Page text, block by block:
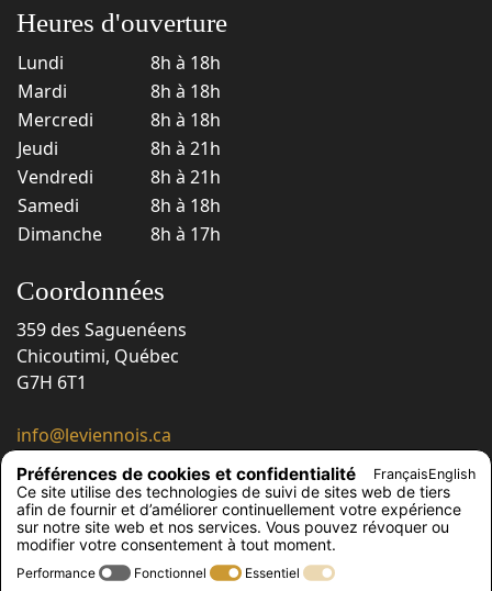
Heures d'ouverture
Lundi
8h à 18h
Mardi
8h à 18h
Mercredi
8h à 18h
Jeudi
8h à 21h
Vendredi
8h à 21h
Samedi
8h à 18h
Dimanche
8h à 17h
Coordonnées
359 des Saguenéens
Chicoutimi, Québec
G7H 6T1
info@leviennois.ca
418 543-6663
418 543-6230
Suivez-nous !
Préférences de cookies et confidentialité FrançaisEnglish
Ce site utilise des technologies de suivi de sites web de tiers
afin de fournir et d’améliorer continuellement votre expérience
sur notre site web et nos services. Vous pouvez révoquer ou
modifier votre consentement à tout moment.
Performance Fonctionnel Essentiel